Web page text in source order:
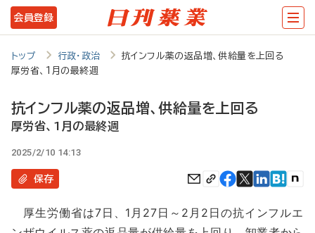
メ
イ
コ
ン
テ
ツ
に
会員登録
トップ 行政・政治
抗インフル薬の返品増、供給量を上回る
厚労省、1月の最終週
抗インフル薬の返品増、供給量を上回る
厚労省、1月の最終週
2025/2/10 14:13
保存
厚生労働省は7日、1月27日～2月2日の抗インフルエ